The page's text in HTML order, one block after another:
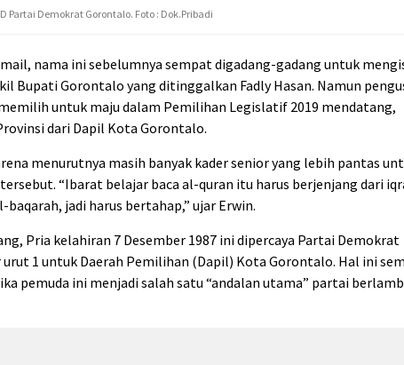
Partai Demokrat Gorontalo. Foto : Dok.Pribadi
nama ini sebelumnya sempat digadang-gadang untuk
Bupati Gorontalo yang ditinggalkan Fadly Hasan. Namun
untuk maju dalam Pemilihan Legislatif 2019 mendatang,
dari Dapil Kota Gorontalo.
menurutnya masih banyak kader senior yang lebih pantas
“Ibarat belajar baca al-quran itu harus berjenjang dari
jadi harus bertahap,” ujar Erwin.
Pria kelahiran 7 Desember 1987 ini dipercaya Partai Demokrat
1 untuk Daerah Pemilihan (Dapil) Kota Gorontalo. Hal ini
pemuda ini menjadi salah satu “andalan utama” partai